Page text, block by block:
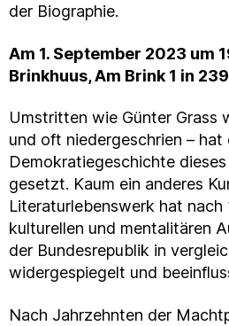
der Biographie.
Am 1. September 2023 um
Brinkhuus, Am Brink 1 in
Umstritten wie Günter Grass
und oft niedergeschrien – hat
Demokratiegeschichte
gesetzt. Kaum ein anderes
Literaturlebenswerk hat
kulturellen und mentalitären
der Bundesrepublik in
widergespiegelt und
Nach Jahrzehnten der